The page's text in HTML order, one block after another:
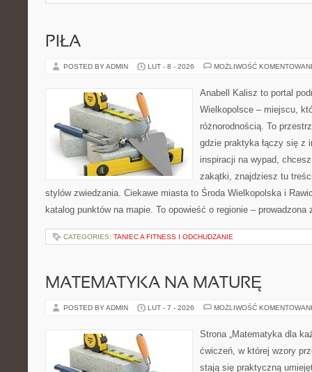
PIŁA
POSTED BY ADMIN LUT - 8 - 2026 MOŻLIWOŚĆ
Anabell Kalisz to portal
Wielkopolsce – miejscu,
różnorodnością. To
gdzie praktyka łączy się z
inspiracji na wypad,
zakątki, znajdziesz tu
stylów zwiedzania. Ciekawe miasta to Środa Wielkopolska i
katalog punktów na mapie. To opowieść o regionie –
CATEGORIES: TANIEC A FITNESS I ODCHUDZANIE
MATEMATYKA NA MATURĘ
POSTED BY ADMIN LUT - 7 - 2026 MOŻLIWOŚĆ
Strona „Matematyka dla
ćwiczeń, w której wzory
stają się praktyczną